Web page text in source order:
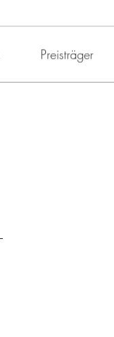
Preisträger